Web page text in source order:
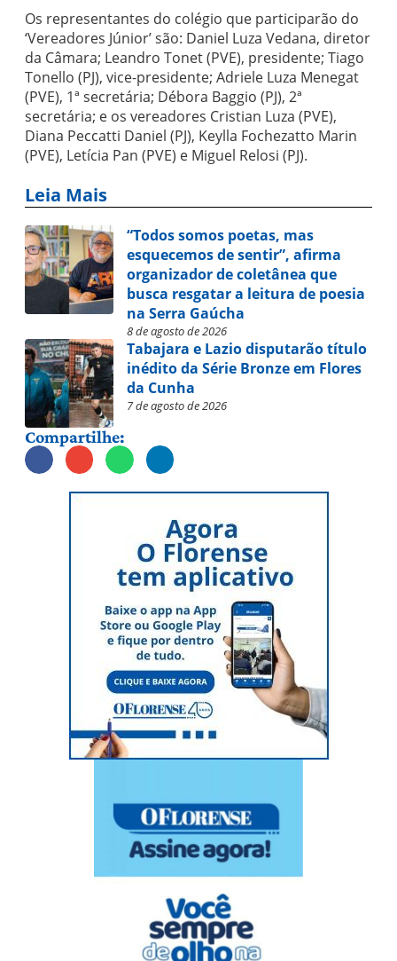
Os representantes do colégio que participarão do
‘Vereadores Júnior’ são: Daniel Luza Vedana, diretor
da Câmara; Leandro Tonet (PVE), presidente; Tiago
Tonello (PJ), vice-presidente; Adriele Luza Menegat
(PVE), 1ª secretária; Débora Baggio (PJ), 2ª
secretária; e os vereadores Cristian Luza (PVE),
Diana Peccatti Daniel (PJ), Keylla Fochezatto Marin
(PVE), Letícia Pan (PVE) e Miguel Relosi (PJ).
Leia Mais
“Todos somos poetas, mas
esquecemos de sentir”, afirma
organizador de coletânea que
busca resgatar a leitura de poesia
na Serra Gaúcha
8 de agosto de 2026
Tabajara e Lazio disputarão título
inédito da Série Bronze em Flores
da Cunha
7 de agosto de 2026
Compartilhe: